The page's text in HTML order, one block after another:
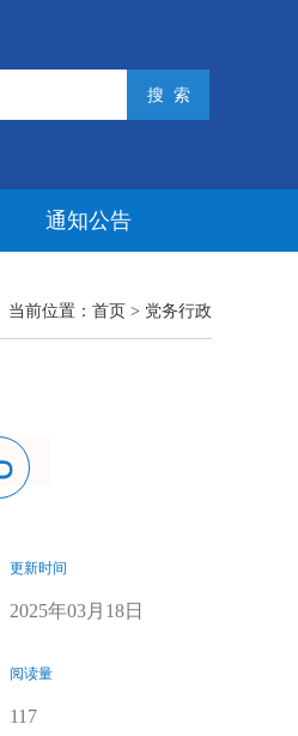
通知公告
当前位置： 首页 > 党务行政
更新时间
2025年03月18日
阅读量
117